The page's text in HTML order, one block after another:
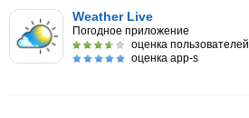
Weather Live
Погодное приложение
оценка пользователей
оценка app-s